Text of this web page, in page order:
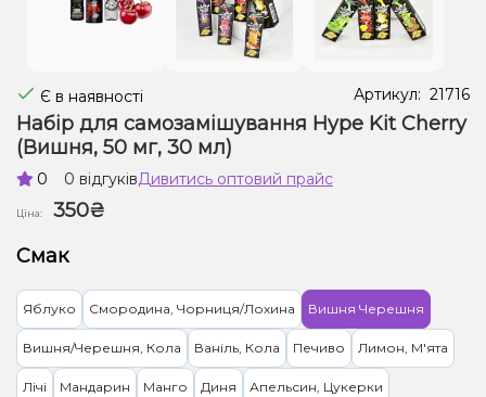
Є в наявності Артикул: 21716
Набір для самозамішування Hype Kit Cherry
(Вишня, 50 мг, 30 мл)
0 0 відгуківДивитись оптовий прайс
Ціна:
350₴
Смак
Яблуко Смородина, Чорниця/Лохина Вишня Черешня
Вишня/Черешня, Кола Ваніль, Кола Печиво Лимон, М'ята
Лічі Мандарин Манго Диня Апельсин, Цукерки